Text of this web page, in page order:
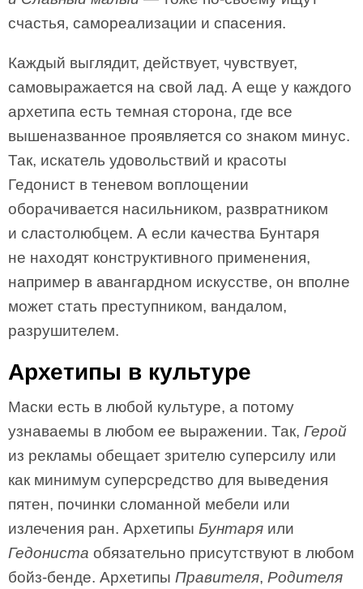
счастья, самореализации и спасения.
Каждый выглядит, действует, чувствует,
самовыражается на свой лад. А еще у каждого
архетипа есть темная сторона, где все
вышеназванное проявляется со знаком минус.
Так, искатель удовольствий и красоты
Гедонист в теневом воплощении
оборачивается насильником, развратником
и сластолюбцем. А если качества Бунтаря
не находят конструктивного применения,
например в авангардном искусстве, он вполне
может стать преступником, вандалом,
разрушителем.
Архетипы в культуре
Маски есть в любой культуре, а потому
узнаваемы в любом ее выражении. Так, Герой
из рекламы обещает зрителю суперсилу или
как минимум суперсредство для выведения
пятен, починки сломанной мебели или
излечения ран. Архетипы Бунтаря или
Гедониста обязательно присутствуют в любом
бойз-бенде. Архетипы Правителя, Родителя